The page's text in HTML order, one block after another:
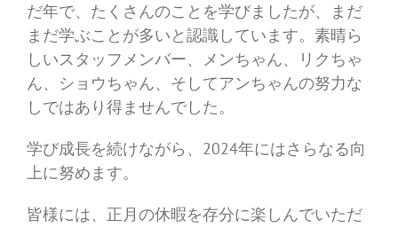
だ年で、たくさんのことを学びましたが、まだ
まだ学ぶことが多いと認識しています。素晴ら
しいスタッフメンバー、メンちゃん、リクちゃ
ん、ショウちゃん、そしてアンちゃんの努力な
しではあり得ませんでした。
学び成長を続けながら、2024年にはさらなる向
上に努めます。
皆様には、正月の休暇を存分に楽しんでいただ